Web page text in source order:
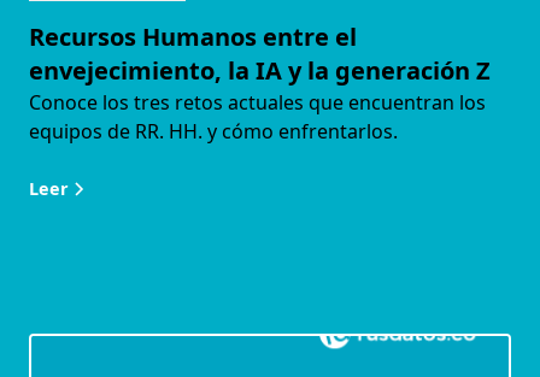
Recursos Humanos entre el
envejecimiento, la IA y la generación Z
Conoce los tres retos actuales que encuentran los
equipos de RR. HH. y cómo enfrentarlos.
Leer